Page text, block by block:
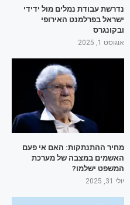
נדרשת עבודת נמלים מול ידידי
ישראל בפרלמנט האירופי
ובקונגרס
אוגוסט 1, 2025
מחיר ההתנתקות: האם אי פעם
האשמים במצבה של מערכת
המשפט ישלמו?
יולי 31, 2025